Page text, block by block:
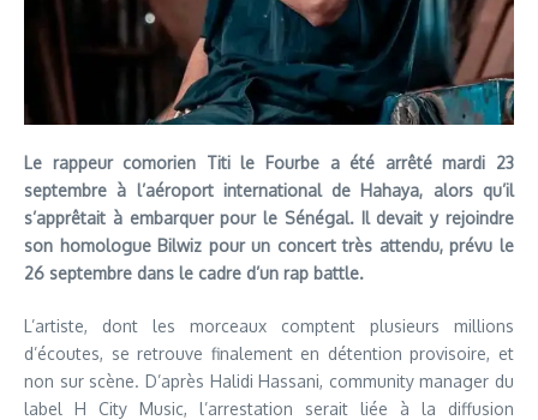
Le rappeur comorien Titi le Fourbe a été arrêté mardi 23
septembre à l’aéroport international de Hahaya, alors qu’il
s’apprêtait à embarquer pour le Sénégal. Il devait y rejoindre
son homologue Bilwiz pour un concert très attendu, prévu le
26 septembre dans le cadre d’un rap battle.
L’artiste, dont les morceaux comptent plusieurs millions
d’écoutes, se retrouve finalement en détention provisoire, et
non sur scène. D’après Halidi Hassani, community manager du
label H City Music, l’arrestation serait liée à la diffusion